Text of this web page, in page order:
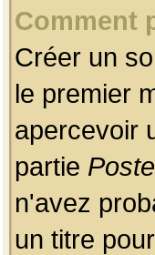
Comment
Créer un
le premier
apercevoir
partie
n'avez
un titre